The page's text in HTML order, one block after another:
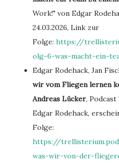
Work!" von Edgar
24.03.2026, Link zur
Folge: https://
olg-6-was-macht-ein-
Edgar Rodehack, Jan
wir vom Fliegen lernen
Andreas Lücker,
Edgar Rodehack,
Folge:
https://
was-wir-von-der-